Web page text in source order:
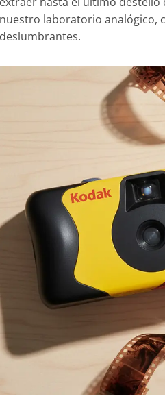
nuestro laboratorio analógico,
deslumbrantes.